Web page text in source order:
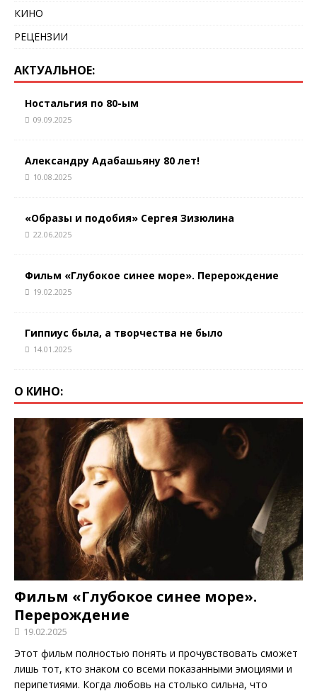
КИНО
РЕЦЕНЗИИ
АКТУАЛЬНОЕ:
Ностальгия по 80-ым
09.09.2025
Александру Адабашьяну 80 лет!
10.08.2025
«Образы и подобия» Сергея Зизюлина
22.06.2025
Фильм «Глубокое синее море». Перерождение
19.02.2025
Гиппиус была, а творчества не было
14.01.2025
О КИНО:
Фильм «Глубокое синее море».
Перерождение
19.02.2025
Этот фильм полностью понять и прочувствовать сможет
лишь тот, кто знаком со всеми показанными эмоциями и
перипетиями. Когда любовь на столько сильна, что